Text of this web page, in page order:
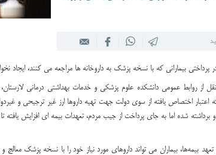
حساب با فروشندگان همکار طرح کالابرگ الکترونیکی در لارستان
پرداختی بیمارانی که با نسخه پزشک به داروخانه ها مراجعه می کنند، ایجاد
از روابط عمومی دانشکده علوم پزشکی و خدمات بهداشتی درمانی
اعتبار اختصاص یافته از سوی دولت جهت تهیه داروها ارز غیر ترجیحی و
برداشته شده اما به جای پرداخت از جیب مردم، تعهدات بیمه ای افزایش یافته
بیمه‌ها، بیماران می تواند داروهای مورد نیاز خود را با نسخه پزشک